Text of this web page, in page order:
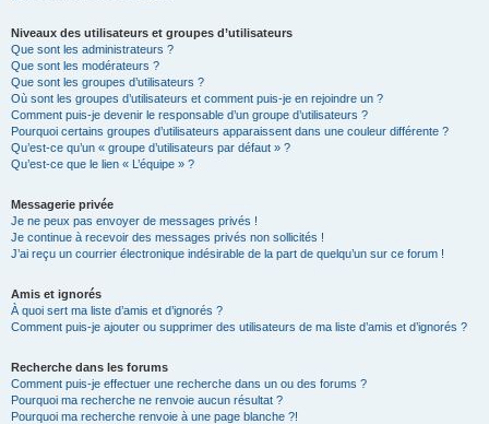
Niveaux des utilisateurs et groupes d’utilisateurs
Que sont les administrateurs ?
Que sont les modérateurs ?
Que sont les groupes d’utilisateurs ?
Où sont les groupes d’utilisateurs et comment puis-je en rejoindre un ?
Comment puis-je devenir le responsable d’un groupe d’utilisateurs ?
Pourquoi certains groupes d’utilisateurs apparaissent dans une couleur différente ?
Qu’est-ce qu’un « groupe d’utilisateurs par défaut » ?
Qu’est-ce que le lien « L’équipe » ?
Messagerie privée
Je ne peux pas envoyer de messages privés !
Je continue à recevoir des messages privés non sollicités !
J’ai reçu un courrier électronique indésirable de la part de quelqu’un sur ce forum !
Amis et ignorés
À quoi sert ma liste d’amis et d’ignorés ?
Comment puis-je ajouter ou supprimer des utilisateurs de ma liste d’amis et d’ignorés ?
Recherche dans les forums
Comment puis-je effectuer une recherche dans un ou des forums ?
Pourquoi ma recherche ne renvoie aucun résultat ?
Pourquoi ma recherche renvoie à une page blanche ?!